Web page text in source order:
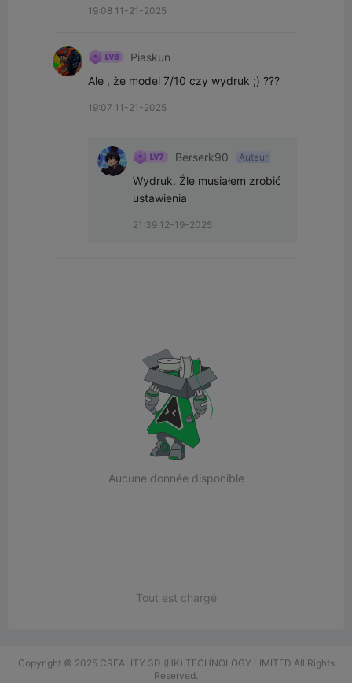
19:08 11-21-2025
Piaskun
Ale , że model 7/10 czy wydruk ;) ???
19:07 11-21-2025
Berserk90 Auteur
Wydruk. Źle musiałem zrobić
ustawienia
21:39 12-19-2025
Aucune donnée disponible
Tout est chargé
Copyright © 2025 CREALITY 3D (HK) TECHNOLOGY LIMITED All Rights
Reserved.